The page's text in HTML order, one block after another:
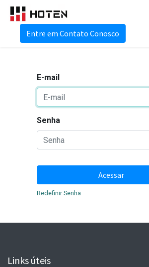
Entre em Contato Conosco
E-mail
Senha
Acessar
Redefinir Senha
Links úteis